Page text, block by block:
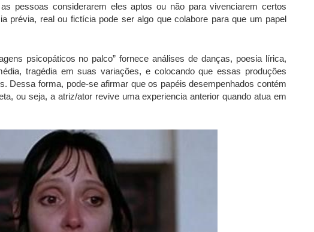
pessoas considerarem eles aptos ou não para vivenciarem certos
prévia, real ou fictícia pode ser algo que colabore para que um papel
psicopáticos no palco” fornece análises de danças, poesia lírica,
tragédia em suas variações, e colocando que essas produções
Dessa forma, pode-se afirmar que os papéis desempenhados contém
ou seja, a atriz/ator revive uma experiencia anterior quando atua em